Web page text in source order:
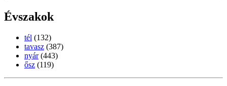
Évszakok
tél (132)
tavasz (387)
nyár (443)
ősz (119)